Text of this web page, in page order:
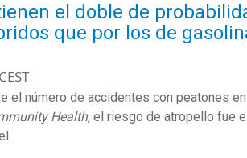
el doble de
que por los de
el número de accidentes con peatones
Health, el riesgo de atropello fue